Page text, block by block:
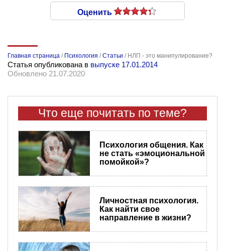
Оценить
Главная страница / Психология /Статьи / НЛП - это манипулирование?
Статья опубликована в выпуске 17.01.2014
Обновлено 21.07.2020
Что еще почитать по теме?
Психология общения. Как
не стать «эмоциональной
помойкой»?
Личностная психология.
Как найти свое
направление в жизни?